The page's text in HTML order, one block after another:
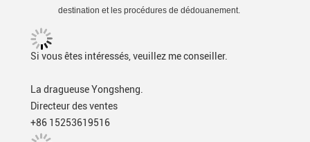
destination et les procédures de dédouanement.
Si vous êtes intéressés, veuillez me conseiller.
La dragueuse Yongsheng.
Directeur des ventes
+86 15253619516